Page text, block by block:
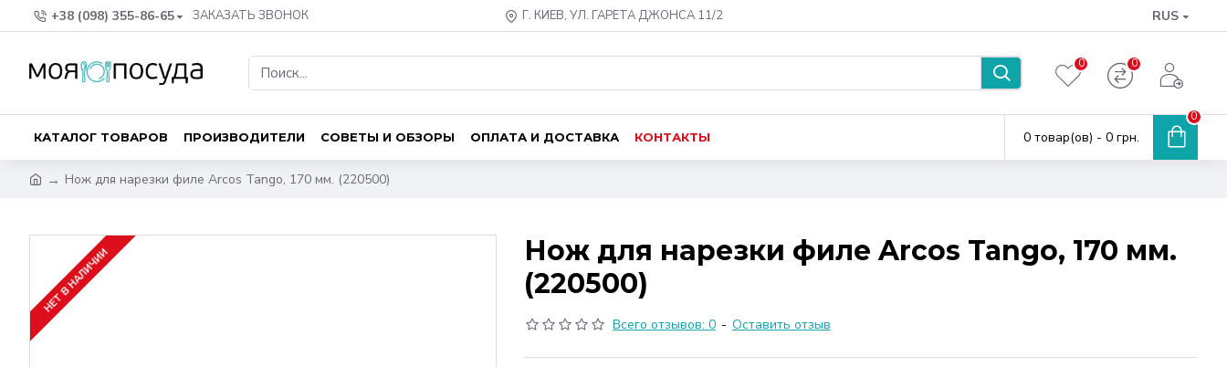
+38 (098) 355-86-65 ЗАКАЗАТЬ ЗВОНОК Г. КИЕВ, УЛ. ГАРЕТА ДЖОНСА 11/2 RUS
0 0
КАТАЛОГ ТОВАРОВ ПРОИЗВОДИТЕЛИ СОВЕТЫ И ОБЗОРЫ ОПЛАТА И ДОСТАВКА КОНТАКТЫ 0 товар(ов) - 0 грн.
0
Нож для нарезки филе Arcos Tango, 170 мм. (220500)
НЕТ В НАЛИЧИИ
Нож для нарезки филе Arcos Tango, 170 мм.
(220500)
Всего отзывов: 0 - Оставить отзыв